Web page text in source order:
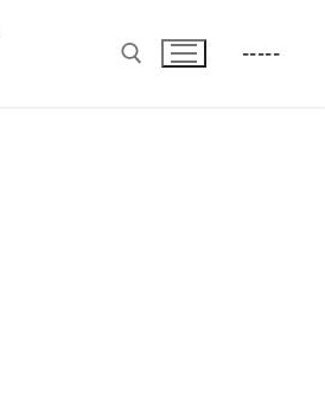
-----